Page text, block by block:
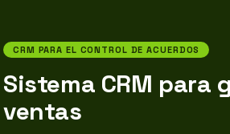
CRM PARA EL CONTROL DE ACUERDOS
Sistema CRM para
ventas